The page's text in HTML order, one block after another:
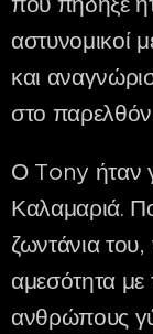
αστυνομικοί
και
στο
Ο Tony ήταν
Καλαμαριά.
ζωντάνια
αμεσότητα με
ανθρώπους